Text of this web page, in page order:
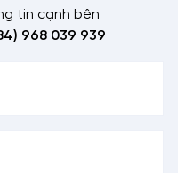
tin cạnh bên
968 039 939